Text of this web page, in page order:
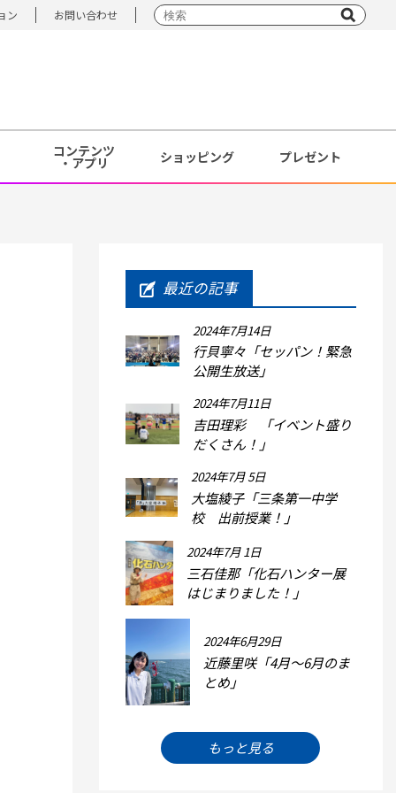
ン お問い合わせ
コンテンツ
・アプリ ショッピング プレゼント
最近の記事
2024年7月14日
行貝寧々「セッパン！緊急
公開生放送」
2024年7月11日
吉田理彩 「イベント盛り
だくさん！」
2024年7月 5日
大塩綾子「三条第一中学
校 出前授業！」
2024年7月 1日
三石佳那「化石ハンター展
はじまりました！」
2024年6月29日
近藤里咲「4月～6月のま
とめ」
もっと見る